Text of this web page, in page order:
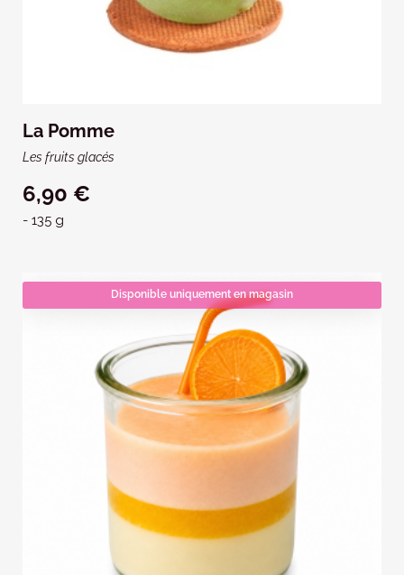
La Pomme
Les fruits glacés
6,90 €
- 135 g
Disponible uniquement en magasin